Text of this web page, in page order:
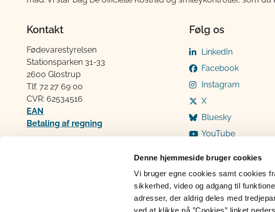
Denne hjemmeside bruger cookies
Vi bruger egne cookies samt cookies
sikkerhed, video og adgang til
adresser, der aldrig deles med
Kontakt
Fødevarestyrelsen
Stationsparken 31-33
2600 Glostrup
Tlf. 72 2​​​7 69 00
CVR: 62534516
EAN
Betaling af regning
Følg os
LinkedIn
Facebook
Instagram
X
Bluesky
YouTube